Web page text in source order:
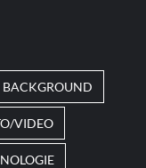
BACKGROUND
VIDEO